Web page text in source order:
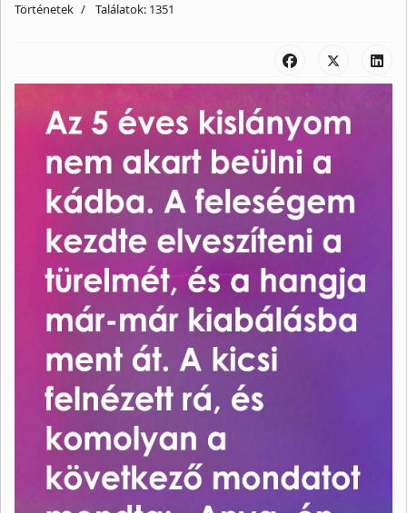
Történetek Találatok: 1351